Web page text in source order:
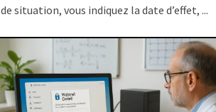
de situation, vous indiquez la date d’effet, ...